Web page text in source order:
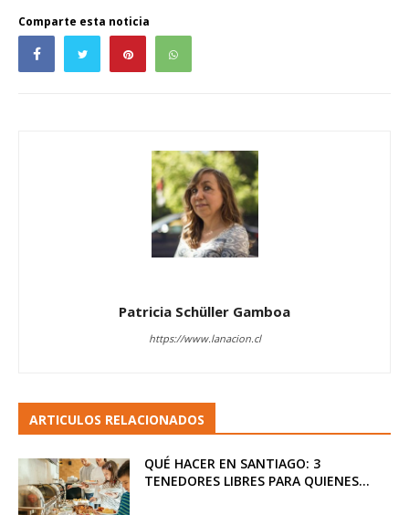
Comparte esta noticia
Patricia Schüller Gamboa
https://www.lanacion.cl
ARTICULOS RELACIONADOS
QUÉ HACER EN SANTIAGO: 3
TENEDORES LIBRES PARA QUIENES...